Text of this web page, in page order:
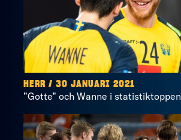
HERR / 30 JANUARI 2021
”Gotte” och Wanne i statistiktoppen